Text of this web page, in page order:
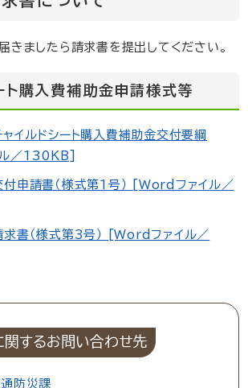
きましたら請求書を提出してください。
ト購入費補助金申請様式等
イルドシート購入費補助金交付要綱
／130KB]
付申請書（様式第1号） [Wordファイル／
求書（様式第3号） [Wordファイル／
関するお問い合わせ先
防災課